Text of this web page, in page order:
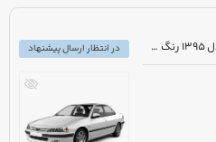
مزایده دولتی خودرو پژو پارس XU7 مدل 1395 رنگ سفید روغنی
در انتظار ارسال پیشنهاد